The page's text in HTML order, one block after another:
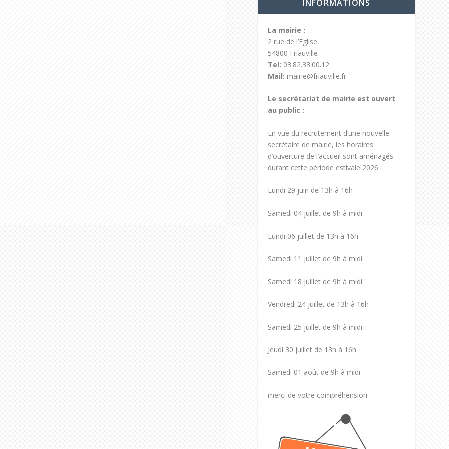
INFORMATIONS
La mairie :
2 rue de l’Eglise
54800 Friauville
Tel: 03.82.33.00.12
Mail: mairie@friauville.fr
Le secrétariat de mairie est ouvert
au public :
En vue du recrutement d’une nouvelle
secrétaire de mairie, les horaires
d’ouverture de l’accueil sont aménagés
durant cette période estivale 2026 :
Lundi 29 juin de 13h à 16h
Samedi 04 juillet de 9h à midi
Lundi 06 juillet de 13h à 16h
Samedi 11 juillet de 9h à midi
Samedi 18 juillet de 9h à midi
Vendredi 24 juillet de 13h à 16h
Samedi 25 juillet de 9h à midi
Jeudi 30 juillet de 13h à 16h
Samedi 01 août de 9h à midi
merci de votre compréhension